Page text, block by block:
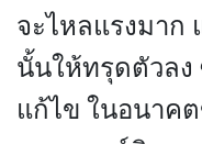
จะไหลแรงมาก
นั้นให้ทรุดตัวลง
แก้ไข ในอนาค